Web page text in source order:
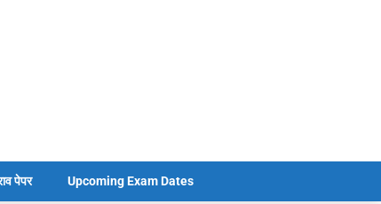
पेपर Upcoming Exam Dates